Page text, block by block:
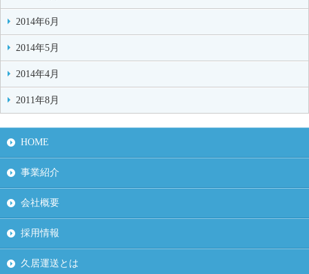
2014年6月
2014年5月
2014年4月
2011年8月
HOME
事業紹介
会社概要
採用情報
久居運送とは